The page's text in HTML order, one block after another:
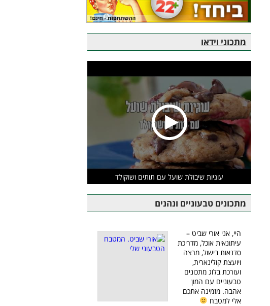
מתכוני וידאו
עוגיות שיבולת שועל עם תותים ושוקולד
מתכונים טבעוניים ונהנים
היי, אני אורי שביט –
עיתונאית אוכל, מדריכת
סדנאות בישול, מרצה
ויועצת קולינארית,
ועורכת בלוג מתכונים
טבעוניים עם המון
אהבה. מזמינה אתכם
אלי למטבח